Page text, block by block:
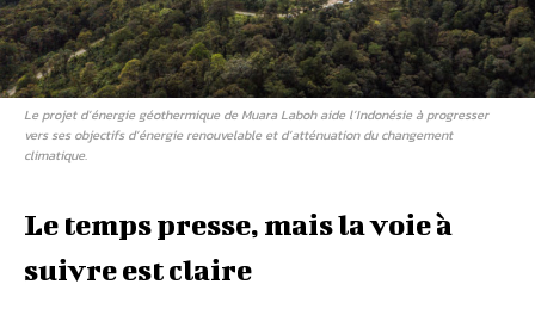
Le projet d’énergie géothermique de Muara Laboh aide l’Indonésie à progresser
vers ses objectifs d’énergie renouvelable et d’atténuation du changement
climatique.
Le temps presse, mais la voie à
suivre est claire